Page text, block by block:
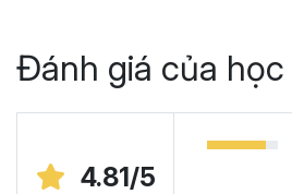
Hoặc trước đây chỉ học lý
Hoặc đã có kiến thức cơ
muốn nâng cao kỹ năng của
Đánh giá của học
4.81/5